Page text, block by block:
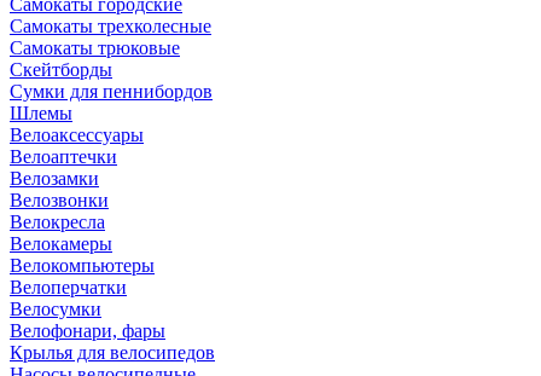
Самокаты городские
Самокаты трехколесные
Самокаты трюковые
Скейтборды
Сумки для пеннибордов
Шлемы
Велоаксессуары
Велоаптечки
Велозамки
Велозвонки
Велокресла
Велокамеры
Велокомпьютеры
Велоперчатки
Велосумки
Велофонари, фары
Крылья для велосипедов